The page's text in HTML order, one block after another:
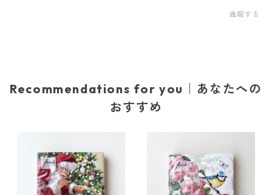
通報する
Recommendations for you｜あなたへの
おすすめ